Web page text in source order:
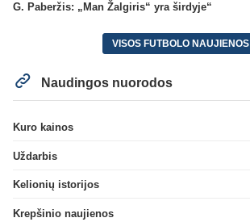
G. Paberžis: „Man Žalgiris“ yra širdyje“
VISOS FUTBOLO NAUJIENOS
Naudingos nuorodos
Kuro kainos
Uždarbis
Kelionių istorijos
Krepšinio naujienos